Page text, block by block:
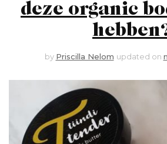
deze organic
by Priscilla Nelom updated on